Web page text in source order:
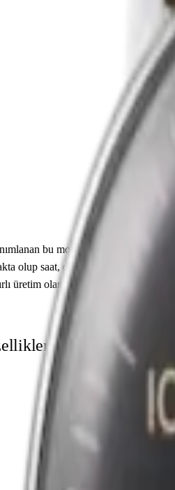
bu model, Junghans Max
olup saat, dakika sunmaktadır.
üretim olarak piyasaya sunulan